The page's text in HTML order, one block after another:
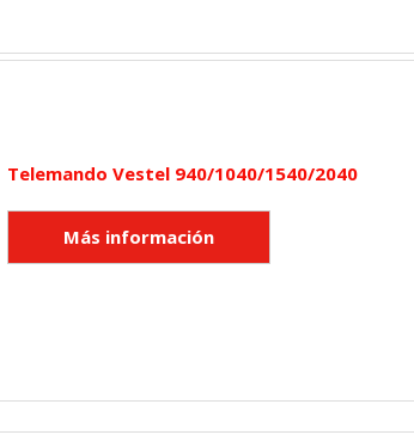
Telemando Vestel 940/1040/1540/2040